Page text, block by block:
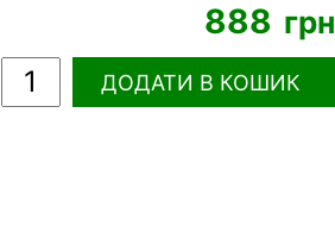
888 грн
ДОДАТИ В КОШИК